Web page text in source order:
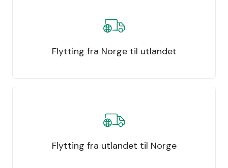
Flytting fra Norge til utlandet
Flytting fra utlandet til Norge